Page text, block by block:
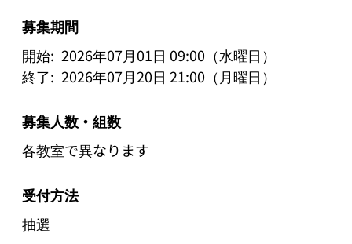
募集期間
開始: 2026年07月01日 09:00（水曜日）
終了: 2026年07月20日 21:00（月曜日）
募集人数・組数
各教室で異なります
受付方法
抽選